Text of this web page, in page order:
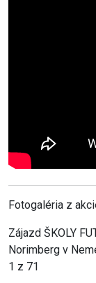
Fotogaléria z
Zájazd ŠKOLY
Norimberg v
1 z 71